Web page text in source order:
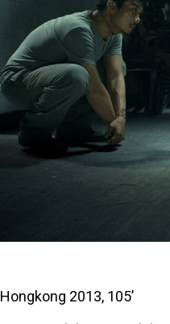
Hongkong 2013, 105’